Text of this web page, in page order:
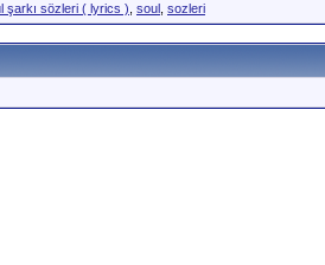
şarkı sözleri ( lyrics ) soul sozleri